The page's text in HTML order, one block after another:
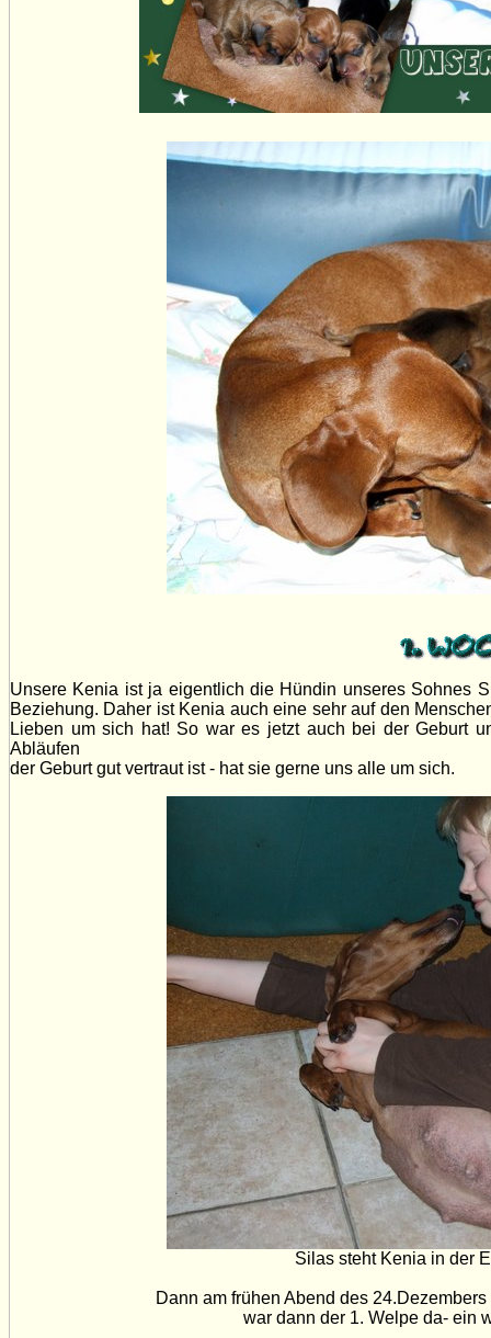
Unsere Kenia ist ja eigentlich die Hündin unseres Sohnes
Beziehung. Daher ist Kenia auch eine sehr auf den
Lieben um sich hat! So war es jetzt auch bei der Geburt
Abläufen
der Geburt gut vertraut ist - hat sie gerne uns alle um sich.
Silas steht Kenia in der
Dann am frühen Abend des
war dann der 1. Welpe da- ein